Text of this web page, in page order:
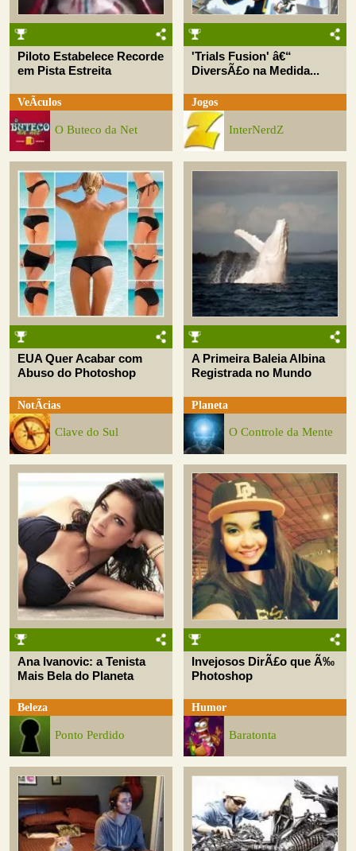
Piloto Estabelece Recorde
em Pista Estreita
VeÃ­culos
O Buteco da Net
'Trials Fusion' â€“
DiversÃ£o na Medida...
Jogos
InterNerdZ
EUA Quer Acabar com
Abuso do Photoshop
NotÃ­cias
Clave do Sul
A Primeira Baleia Albina
Registrada no Mundo
Planeta
O Controle da Mente
Ana Ivanovic: a Tenista
Mais Bela do Planeta
Beleza
Ponto Perdido
Invejosos DirÃ£o que Ã‰
Photoshop
Humor
Baratonta